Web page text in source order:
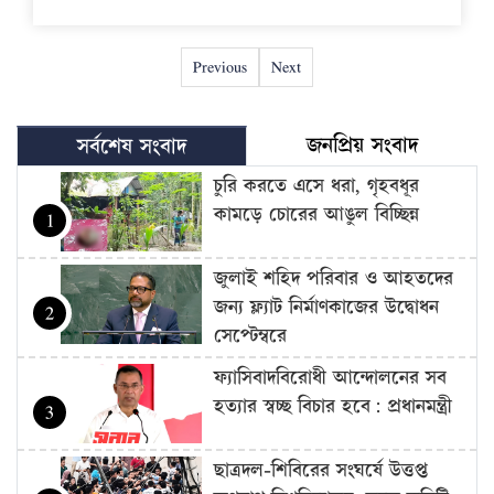
Previous Next
সর্বশেষ সংবাদ জনপ্রিয় সংবাদ
1
চুরি করতে এসে ধরা, গৃহবধূর
কামড়ে চোরের আঙুল বিচ্ছিন্ন
2
জুলাই শহিদ পরিবার ও আহতদের
জন্য ফ্ল্যাট নির্মাণকাজের উদ্বোধন
সেপ্টেম্বরে
3
ফ্যাসিবাদবিরোধী আন্দোলনের সব
হত্যার স্বচ্ছ বিচার হবে: প্রধানমন্ত্রী
ছাত্রদল-শিবিরের সংঘর্ষে উত্তপ্ত